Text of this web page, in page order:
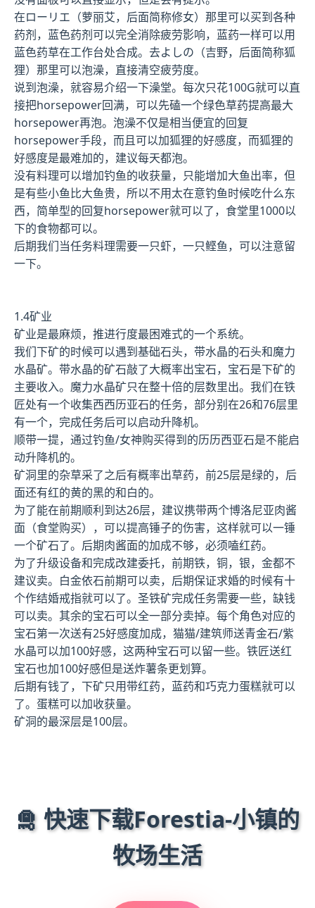
在ローリエ（萝丽艾，后面简称修女）那里可以买到各种
药剂，蓝色药剂可以完全消除疲劳影响，蓝药一样可以用
蓝色药草在工作台处合成。去よしの（吉野，后面简称狐
狸）那里可以泡澡，直接清空疲劳度。
说到泡澡，就容易介绍一下澡堂。每次只花100G就可以直
接把horsepower回满，可以先磕一个绿色草药提高最大
horsepower再泡。泡澡不仅是相当便宜的回复
horsepower手段，而且可以加狐狸的好感度，而狐狸的
好感度是最难加的，建议每天都泡。
没有料理可以增加钓鱼的收获量，只能增加大鱼出率，但
是有些小鱼比大鱼贵，所以不用太在意钓鱼时候吃什么东
西，简单型的回复horsepower就可以了，食堂里1000以
下的食物都可以。
后期我们当任务料理需要一只虾，一只鲣鱼，可以注意留
一下。
1.4矿业
矿业是最麻烦，推进行度最困难式的一个系统。
我们下矿的时候可以遇到基础石头，带水晶的石头和魔力
水晶矿。带水晶的矿石敲了大概率出宝石，宝石是下矿的
主要收入。魔力水晶矿只在整十倍的层数里出。我们在铁
匠处有一个收集西西历亚石的任务，部分别在26和76层里
有一个，完成任务后可以启动升降机。
顺带一提，通过钓鱼/女神购买得到的历历西亚石是不能启
动升降机的。
矿洞里的杂草采了之后有概率出草药，前25层是绿的，后
面还有红的黄的黑的和白的。
为了能在前期顺利到达26层，建议携带两个博洛尼亚肉酱
面（食堂购买），可以提高锤子的伤害，这样就可以一锤
一个矿石了。后期肉酱面的加成不够，必须嗑红药。
为了升级设备和完成改建委托，前期铁，铜，银，金都不
建议卖。白金依石前期可以卖，后期保证求婚的时候有十
个作结婚戒指就可以了。圣铁矿完成任务需要一些，缺钱
可以卖。其余的宝石可以全一部分卖掉。每个角色对应的
宝石第一次送有25好感度加成，猫猫/建筑师送青金石/紫
水晶可以加100好感，这两种宝石可以留一些。铁匠送红
宝石也加100好感但是送炸薯条更划算。
后期有钱了，下矿只用带红药，蓝药和巧克力蛋糕就可以
了。蛋糕可以加收获量。
矿洞的最深层是100层。
🛅 快速下载Forestia-小镇的
牧场生活